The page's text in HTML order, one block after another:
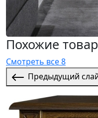
Похожие
Смотреть все 8
Предыдущий